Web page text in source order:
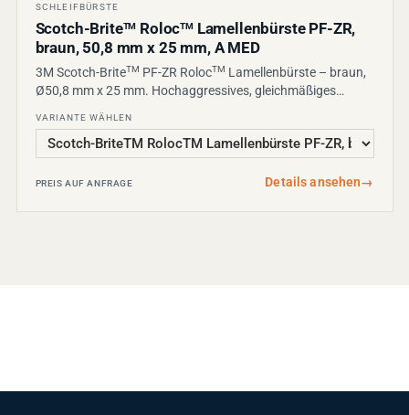
SCHLEIFBÜRSTE
Scotch-BriteTM RolocTMLamellenbürste PF-ZR,
braun, 50,8 mm x 25 mm, A MED
3M Scotch-BriteTM PF-ZR RolocTM Lamellenbürste – braun,
Ø50,8 mm x 25 mm. Hochaggressives, gleichmäßiges…
VARIANTE WÄHLEN
PREIS AUF ANFRAGE Details ansehen→